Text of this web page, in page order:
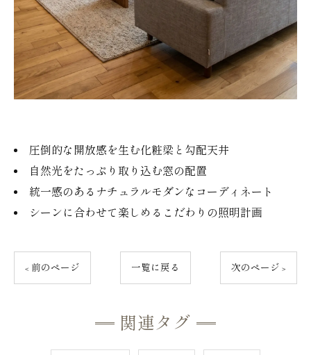
圧倒的な開放感を生む化粧梁と勾配天井
自然光をたっぷり取り込む窓の配置
統一感のあるナチュラルモダンなコーディネート
シーンに合わせて楽しめるこだわりの照明計画
< 前のページ 一覧に戻る 次のページ >
関連タグ